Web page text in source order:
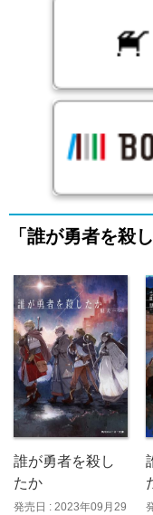
「誰が勇者を殺
誰が勇者を殺し
たか
発売日 : 2023年09月29